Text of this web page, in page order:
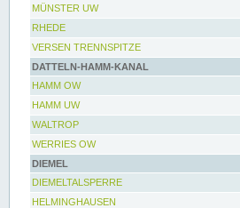
MÜNSTER UW
RHEDE
VERSEN TRENNSPITZE
DATTELN-HAMM-KANAL
HAMM OW
HAMM UW
WALTROP
WERRIES OW
DIEMEL
DIEMELTALSPERRE
HELMINGHAUSEN